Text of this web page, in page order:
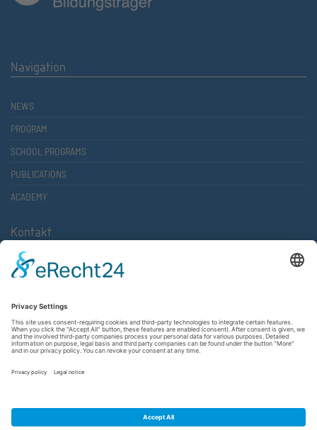
Navigation
NEWS
PROGRAM
SCHOOL PROGRAMS
PUBLICATIONS
ACADEMY
Kontakt
Atlantische Akademie Rheinland-Pfalz e.V.
67657 Kaiserslautern
FON 0631 36610-0
FAX 0631 36610-15
©2026 Atlantische Akademie Rheinland-Pfalz e. V. |